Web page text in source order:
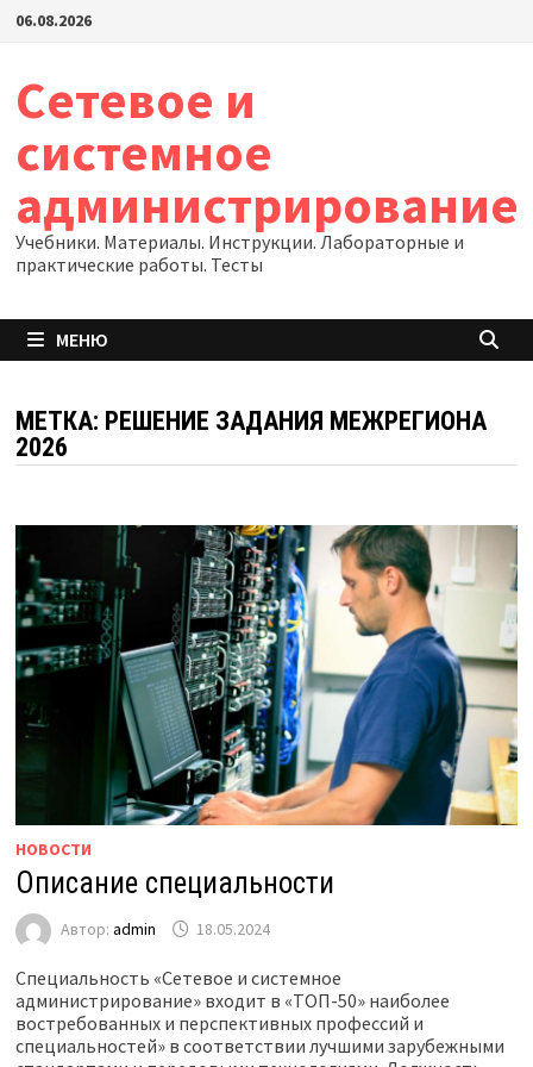
Перейти
06.08.2026
Сетевое и
системное
администрирование
Учебники. Материалы. Инструкции. Лабораторные и
практические работы. Тесты
МЕНЮ
МЕТКА: РЕШЕНИЕ ЗАДАНИЯ МЕЖРЕГИОНА
2026
НОВОСТИ
Описание специальности
Автор: admin 18.05.2024
Специальность «Сетевое и системное
администрирование» входит в «ТОП-50» наиболее
востребованных и перспективных профессий и
специальностей» в соответствии лучшими зарубежными